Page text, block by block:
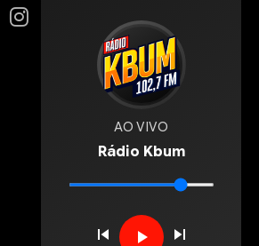
AO VIVO
Rádio Kbum
skip_previous play_arrow skip_next